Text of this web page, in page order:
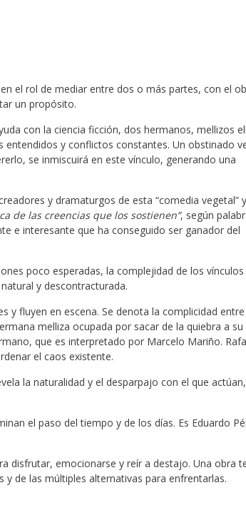
el rol de mediar entre dos o más partes, con el
un propósito.
con la ciencia ficción, dos hermanos, mellizos
y conflictos constantes. Un obstinado
se inmiscuirá en este vínculo, generando una
y dramaturgos de esta “comedia vegetal”
de las creencias que los sostienen”, según
e interesante que ha conseguido ser ganador del
poco esperadas, la complejidad de los vínculos
y descontracturada.
y fluyen en escena. Se denota la complicidad
melliza ocupada por sacar de la quiebra a su
que es interpretado por Marcelo Mariño.
el caos existente.
la naturalidad y el desparpajo con el que actúan,
el paso del tiempo y de los días. Es Eduardo
disfrutar, emocionarse y reír a destajo. Una obra
de las múltiples alternativas para enfrentarlas.